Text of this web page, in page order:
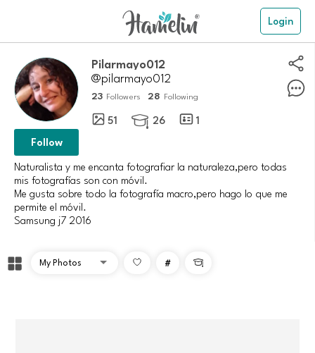
Login
Pilarmayo012
@pilarmayo012
23 Followers 28 Following
51  26
1
Follow
Naturalista y me encanta fotografiar la naturaleza,pero todas
mis fotografías son con móvil.
Me gusta sobre todo la fotografía macro,pero hago lo que me
permite el móvil.
Samsung j7 2016
# 